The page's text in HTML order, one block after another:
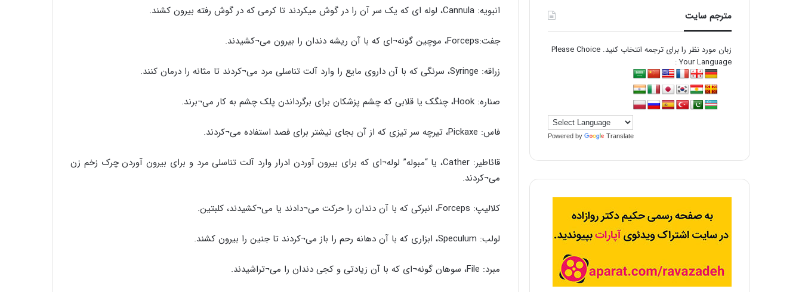
انبویه: Cannula، لوله ای که یک سر آن را در گوش میکردند تا کرمی که در گوش رفته بیرون کشند.
جفت:Forceps، موچین گونه¬ای که با آن ریشه دندان را بیرون می¬کشیدند.
زراقه: Syringe، سرنگی که با آن داروی مایع را وارد آلت تناسلی مرد می¬کردند تا مثانه را درمان کنند.
صناره: Hook، چنگک یا قلابی که چشم پزشکان برای برگرداندن پلک چشم به کار می¬برند.
فاس: Pickaxe، تیرچه سر تیزی که از آن بجای نیشتر برای فصد استفاده می¬کردند.
قائاطیر: Cather، یا “مبوله” لوله¬ای که برای بیرون آوردن ادرار وارد آلت تناسلی مرد و برای بیرون آوردن چرک زخم زن
می¬کردند.
کلالیپ: Forceps، انبرکی که با آن دندان را حرکت می¬دادند یا می¬کشیدند، کلبتین.
لولب: Speculum، ابزاری که با آن دهانه رحم را باز می¬کردند تا جنین را بیرون کشند.
مبرد: File، سوهان گونه¬ای که با آن زیادتی و کجی دندان را می¬تراشیدند.
مترجم سایت
زبان مورد نظر را برای ترجمه انتخاب کنید. Please Choice
Your Language :
Powered by Translate